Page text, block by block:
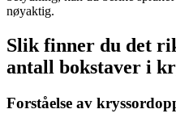
nøyaktig.
Slik finner du det
antall bokstaver i
Forståelse av